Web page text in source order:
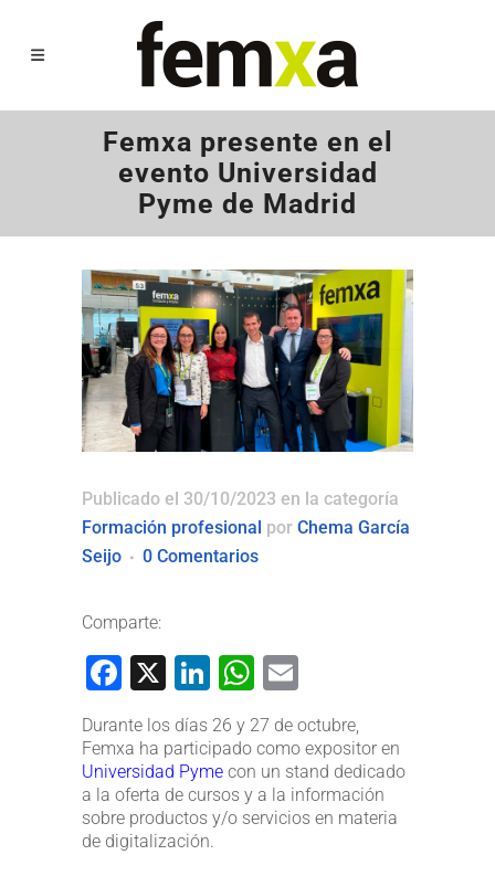
Femxa presente en el
evento Universidad
Pyme de Madrid
Publicado el 30/10/2023 en la categoría
Formación profesional por Chema García
Seijo
0 Comentarios
Comparte:
Facebook
X LinkedIn
WhatsApp
Durante los días 26 y 27 de octubre,
Femxa ha participado como expositor en
Universidad Pyme con un stand dedicado
a la oferta de cursos y a la información
sobre productos y/o servicios en materia
de digitalización.